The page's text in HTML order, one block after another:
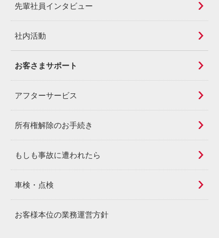
先輩社員インタビュー
社内活動
お客さまサポート
アフターサービス
所有権解除のお手続き
もしも事故に遭われたら
車検・点検
お客様本位の業務運営方針